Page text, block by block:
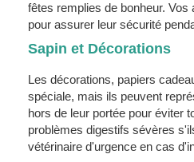
fêtes remplies de bonheur.
pour assurer leur sécurité
Sapin et Décorations
Les décorations, papiers
spéciale, mais ils peuvent
hors de leur portée pour éviter
problèmes digestifs sévères
vétérinaire d'urgence en cas